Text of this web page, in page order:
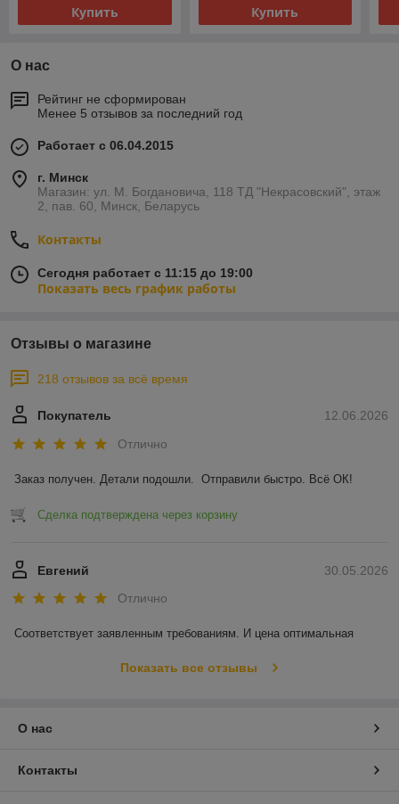
Купить Купить
О нас
Рейтинг не сформирован
Менее 5 отзывов за последний год
Работает с 06.04.2015
г. Минск
Магазин: ул. М. Богдановича, 118 ТД "Некрасовский", этаж
2, пав. 60, Минск, Беларусь
Контакты
Сегодня работает с 11:15 до 19:00
Показать весь график работы
Отзывы о магазине
218 отзывов за всё время
12.06.2026
Покупатель
Отлично
Заказ получен. Детали подошли.  Отправили быстро. Всё ОК!
Сделка подтверждена через корзину
30.05.2026
Евгений
Отлично
Соответствует заявленным требованиям. И цена оптимальная
Показать все отзывы
О нас
Контакты